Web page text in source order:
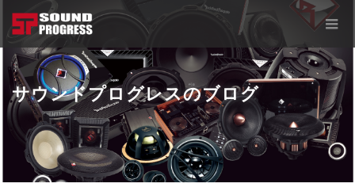
サウンドプログレスのブログ